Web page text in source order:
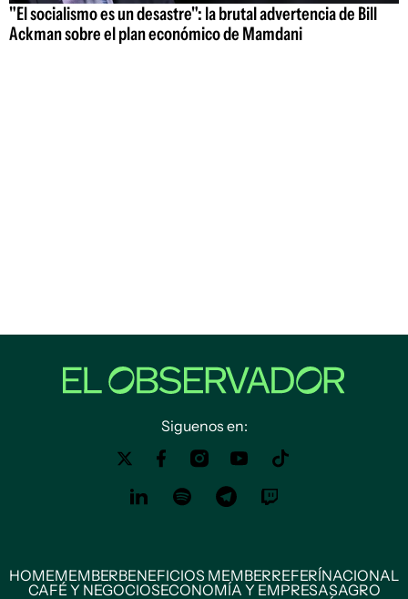
"El socialismo es un desastre": la brutal advertencia de Bill
Ackman sobre el plan económico de Mamdani
Siguenos en:
HOMEMEMBERBENEFICIOS MEMBERREFERÍNACIONAL
CAFÉ Y NEGOCIOSECONOMÍA Y EMPRESASAGRO